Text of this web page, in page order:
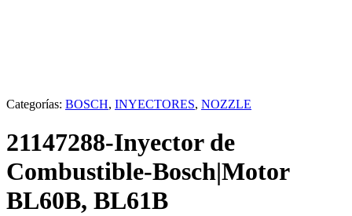
Categorías: BOSCH, INYECTORES, NOZZLE
21147288-Inyector de
Combustible-Bosch|Motor
BL60B, BL61B